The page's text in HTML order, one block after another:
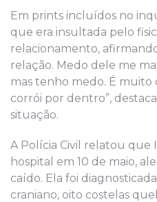
Em prints incluídos no
que era insultada pelo
relacionamento,
relação. Medo dele me
mas tenho medo. É muito
corrói por dentro”,
situação.
A Polícia Civil relatou que
hospital em 10 de maio,
caído. Ela foi
craniano, oito costelas